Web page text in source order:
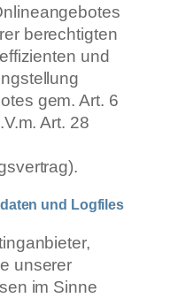
berechtigten
und
gem. Art. 6
Art. 28
und Logfiles
unserer
im Sinne